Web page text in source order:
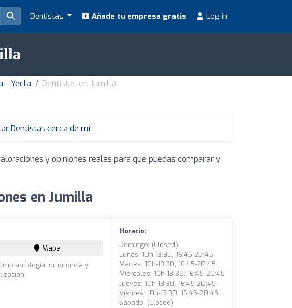
Dentistas Añade tu empresa gratis Log in
- Yecla Dentistas en Jumilla
Dentistas cerca de mí
y opiniones reales para que puedas comparar y
en Jumilla
Mapa
ortodoncia y
Horario:
Domingo: (closed)
Lunes: 10h-13:30, 16:45-20:45
Martes: 10h-13:30, 16:45-20:45
Miércoles: 10h-13:30, 16:45-20:45
Jueves: 10h-13:30, 16:45-20:45
Viernes: 10h-13:30, 16:45-20:45
Sábado: (closed)